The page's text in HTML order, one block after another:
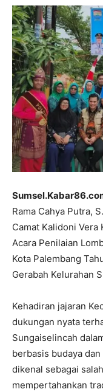
Rama Cahya Putra,
Camat Kalidoni Vera
Acara Penilaian
Kota Palembang
Gerabah Kelurahan
Kehadiran jajaran
dukungan nyata
Sungaiselincah
berbasis budaya
dikenal sebagai
mempertahankan